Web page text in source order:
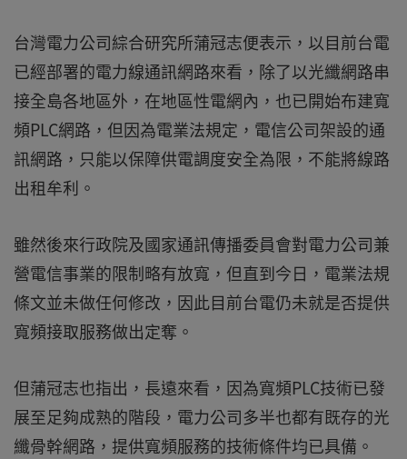
台灣電力公司綜合研究所蒲冠志便表示，以目前台電
已經部署的電力線通訊網路來看，除了以光纖網路串
接全島各地區外，在地區性電網內，也已開始布建寬
頻PLC網路，但因為電業法規定，電信公司架設的通
訊網路，只能以保障供電調度安全為限，不能將線路
出租牟利。
雖然後來行政院及國家通訊傳播委員會對電力公司兼
營電信事業的限制略有放寬，但直到今日，電業法規
條文並未做任何修改，因此目前台電仍未就是否提供
寬頻接取服務做出定奪。
但蒲冠志也指出，長遠來看，因為寬頻PLC技術已發
展至足夠成熟的階段，電力公司多半也都有既存的光
纖骨幹網路，提供寬頻服務的技術條件均已具備。